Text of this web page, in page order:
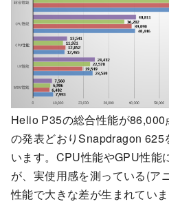
Helio P35の総合性能が
の発表どおりSnapdragon 625
います。CPU性能やGPU性能
が、実使用感を測っている(ア
性能で大きな差が生まれてい